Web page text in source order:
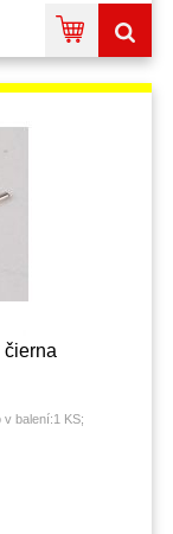
čierna
balení:1 KS;